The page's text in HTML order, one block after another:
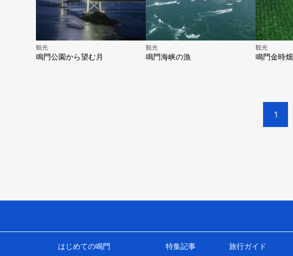
観光
鳴門公園から望む月
観光
鳴門海峡の漁
観光
鳴門金時畑
1
はじめての鳴門 特集記事 旅行ガイド